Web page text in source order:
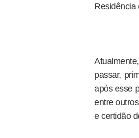
Residência
passar,
após esse
entre
e certidão